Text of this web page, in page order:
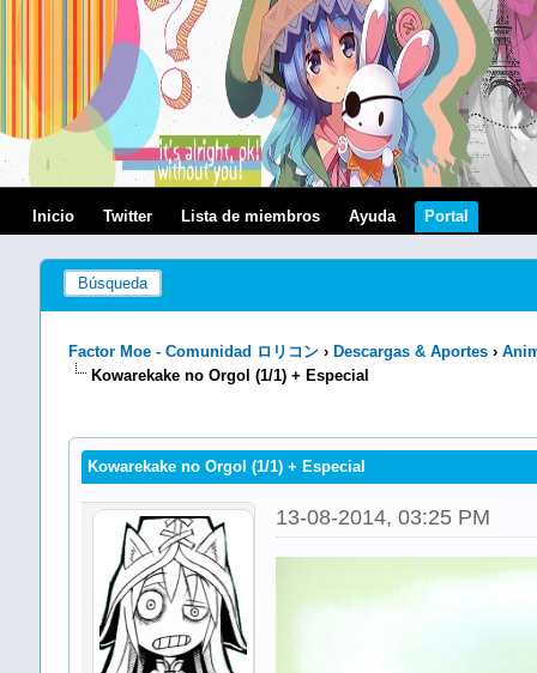
Inicio Twitter Lista de miembros Ayuda Portal
Búsqueda
Factor Moe - Comunidad ロリコン › Descargas & Aportes ›
Kowarekake no Orgol (1/1) + Especial
Kowarekake no Orgol (1/1) + Especial
13-08-2014, 03:25 PM